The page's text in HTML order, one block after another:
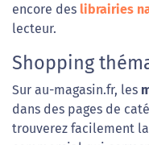
encore des librairies
lecteur.
Shopping
Sur au-magasin.fr, les
dans des pages de
trouverez facilement